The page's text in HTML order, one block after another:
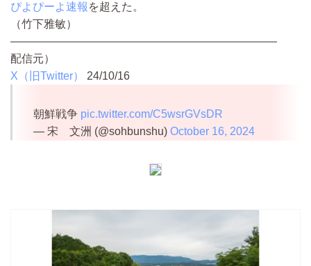
ぴよぴーよ速報 を超えた。
（竹下雅敏）
————————————————————————
配信元）
X（旧Twitter）
24/10/16
朝鮮戦争 pic.twitter.com/C5wsrGVsDR
— 宋 文洲 (@sohbunshu) October 16, 2024